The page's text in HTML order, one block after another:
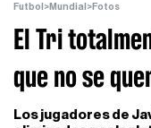
Futbol >Mundial >Fotos
El Tri
que no se
Los jugadores de